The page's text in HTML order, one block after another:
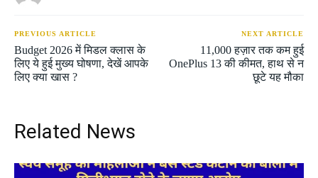
PREVIOUS ARTICLE
Budget 2026 में मिडल क्लास के
लिए ये हुई मुख्य घोषणा, देखें आपके
लिए क्या खास ?
NEXT ARTICLE
11,000 हज़ार तक कम हुई
OnePlus 13 की कीमत, हाथ से न
छूटे यह मौका
Related News